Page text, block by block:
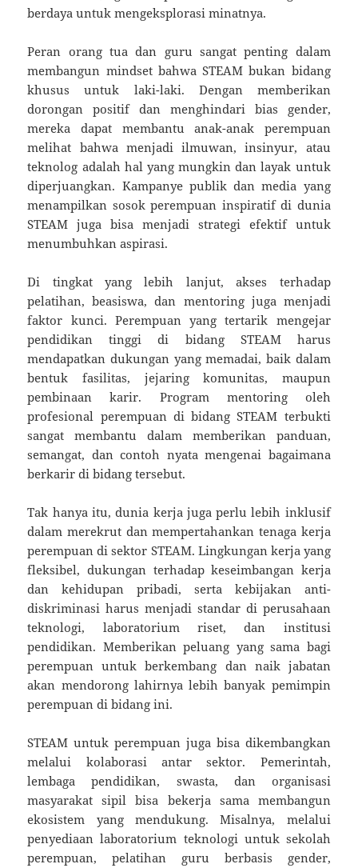
berdaya untuk mengeksplorasi minatnya.
Peran orang tua dan guru sangat penting dalam
membangun mindset bahwa STEAM bukan bidang
khusus untuk laki-laki. Dengan memberikan
dorongan positif dan menghindari bias gender,
mereka dapat membantu anak-anak perempuan
melihat bahwa menjadi ilmuwan, insinyur, atau
teknolog adalah hal yang mungkin dan layak untuk
diperjuangkan. Kampanye publik dan media yang
menampilkan sosok perempuan inspiratif di dunia
STEAM juga bisa menjadi strategi efektif untuk
menumbuhkan aspirasi.
Di tingkat yang lebih lanjut, akses terhadap
pelatihan, beasiswa, dan mentoring juga menjadi
faktor kunci. Perempuan yang tertarik mengejar
pendidikan tinggi di bidang STEAM harus
mendapatkan dukungan yang memadai, baik dalam
bentuk fasilitas, jejaring komunitas, maupun
pembinaan karir. Program mentoring oleh
profesional perempuan di bidang STEAM terbukti
sangat membantu dalam memberikan panduan,
semangat, dan contoh nyata mengenai bagaimana
berkarir di bidang tersebut.
Tak hanya itu, dunia kerja juga perlu lebih inklusif
dalam merekrut dan mempertahankan tenaga kerja
perempuan di sektor STEAM. Lingkungan kerja yang
fleksibel, dukungan terhadap keseimbangan kerja
dan kehidupan pribadi, serta kebijakan anti-
diskriminasi harus menjadi standar di perusahaan
teknologi, laboratorium riset, dan institusi
pendidikan. Memberikan peluang yang sama bagi
perempuan untuk berkembang dan naik jabatan
akan mendorong lahirnya lebih banyak pemimpin
perempuan di bidang ini.
STEAM untuk perempuan juga bisa dikembangkan
melalui kolaborasi antar sektor. Pemerintah,
lembaga pendidikan, swasta, dan organisasi
masyarakat sipil bisa bekerja sama membangun
ekosistem yang mendukung. Misalnya, melalui
penyediaan laboratorium teknologi untuk sekolah
perempuan, pelatihan guru berbasis gender,